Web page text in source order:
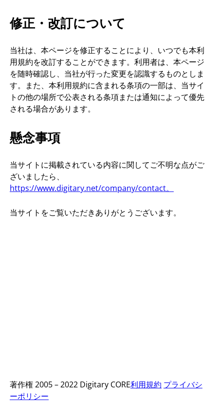
修正・改訂について
当社は、本ページを修正することにより、いつでも本利
用規約を改訂することができます。利用者は、本ページ
を随時確認し、当社が行った変更を認識するものとしま
す。また、本利用規約に含まれる条項の一部は、当サイ
トの他の場所で公表される条項または通知によって優先
される場合があります。
懸念事項
当サイトに掲載されている内容に関してご不明な点がご
ざいましたら、
https://www.digitary.net/company/contact。
当サイトをご覧いただきありがとうございます。
著作権 2005 – 2022 Digitary CORE利用規約 プライバシ
ーポリシー